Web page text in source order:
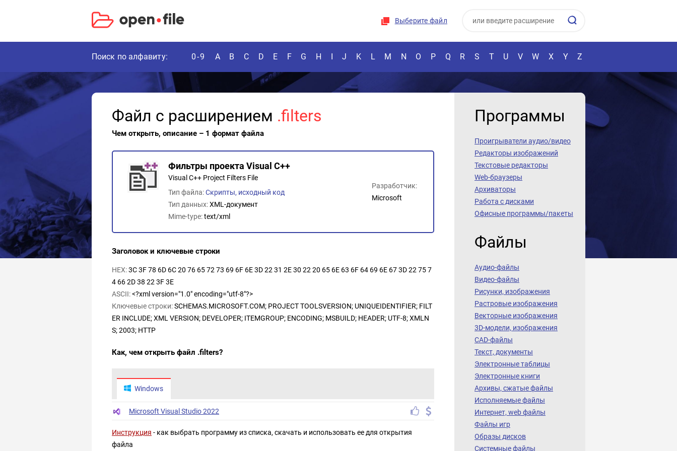
Выберите файл
Поиск по алфавиту: 0-9 A B C D E F G H I J K L M N O P Q R S T U V W X Y Z
Файл с расширением .filters
Чем открыть, описание – 1 формат файла
Фильтры проекта Visual C++
Visual C++ Project Filters File
Тип файла:Скрипты, исходный код
Тип данных:XML-документ
Mime-type:text/xml
Разработчик:
Microsoft
Заголовок и ключевые строки
HEX:3C 3F 78 6D 6C 20 76 65 72 73 69 6F 6E 3D 22 31 2E 30 22 20 65 6E 63 6F 64 69 6E 67 3D 22 75 7
4 66 2D 38 22 3F 3E
ASCII:<?xml version="1.0" encoding="utf-8"?>
Ключевые строки:SCHEMAS.MICROSOFT.COM; PROJECT TOOLSVERSION; UNIQUEIDENTIFIER; FILT
ER INCLUDE; XML VERSION; DEVELOPER; ITEMGROUP; ENCODING; MSBUILD; HEADER; UTF-8; XMLN
S; 2003; HTTP
Как, чем открыть файл .filters?
Windows
Microsoft Visual Studio 2022
Инструкция - как выбрать программу из списка, скачать и использовать ее для открытия
файла
Программы
Проигрыватели аудио/видео
Редакторы изображений
Текстовые редакторы
Web-браузеры
Архиваторы
Работа с дисками
Офисные программы/пакеты
Файлы
Аудио-файлы
Видео-файлы
Рисунки, изображения
Растровые изображения
Векторные изображения
3D-модели, изображения
CAD-файлы
Текст, документы
Электронные таблицы
Электронные книги
Архивы, сжатые файлы
Исполняемые файлы
Интернет, web файлы
Файлы игр
Образы дисков
Системные файлы